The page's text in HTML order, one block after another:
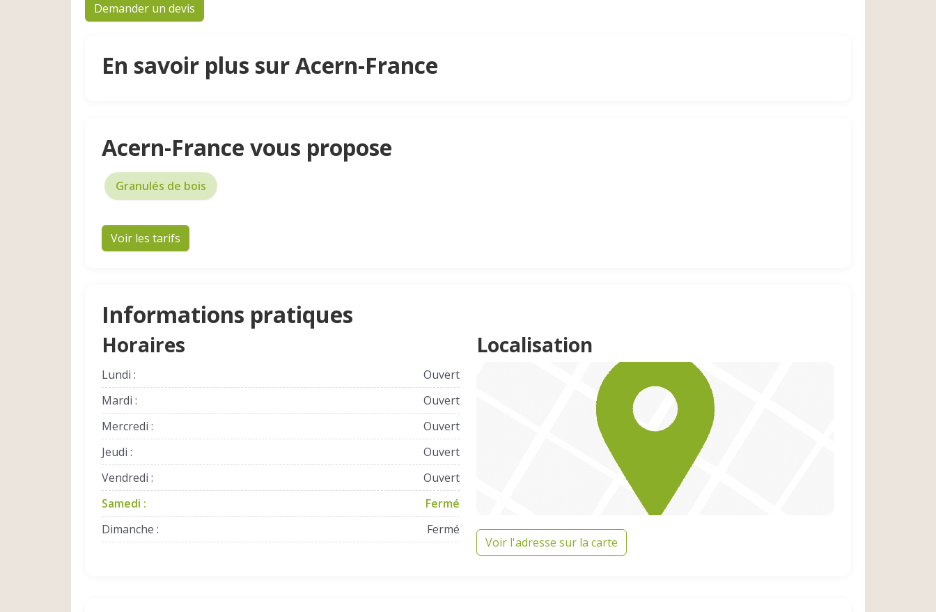
Demander un devis
En savoir plus sur Acern-France
Acern-France vous propose
Granulés de bois
Voir les tarifs
Informations pratiques
Horaires
Lundi :
Ouvert
Mardi :
Ouvert
Mercredi :
Ouvert
Jeudi :
Ouvert
Vendredi :
Ouvert
Samedi :
Fermé
Dimanche :
Fermé
Localisation
Voir l'adresse sur la carte